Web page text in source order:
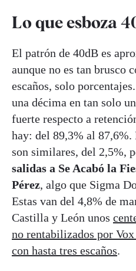
Lo que esboza
El patrón de 40dB es
aunque no es tan brusco
escaños, solo
una décima en tan solo
fuerte respecto a
hay: del 89,3% al 87,6%.
son similares, del 2,5%,
salidas a Se Acabó la
Pérez, algo que Sigma
Estas van del 4,8% de
Castilla y León unos
no rentabilizados por
con hasta tres escaños.